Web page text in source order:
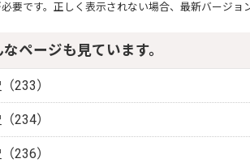
要です。正しく表示されない場合、最新バージョ
ページも見ています。
233）
234）
236）